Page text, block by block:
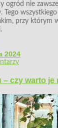
ogród nie
Tego
przy którym
2024
czy warto je